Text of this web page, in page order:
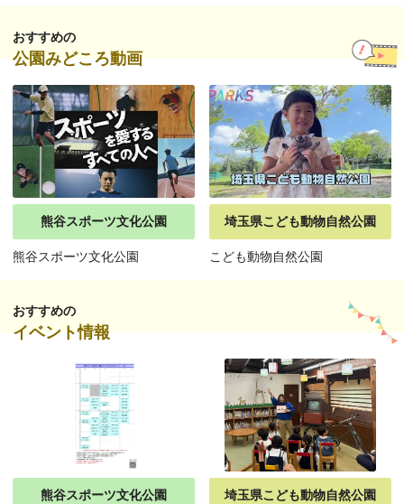
おすすめの
公園みどころ動画
熊谷スポーツ文化公園
熊谷スポーツ文化公園
埼玉県こども動物自然公園
こども動物自然公園
おすすめの
イベント情報
熊谷スポーツ文化公園 埼玉県こども動物自然公園